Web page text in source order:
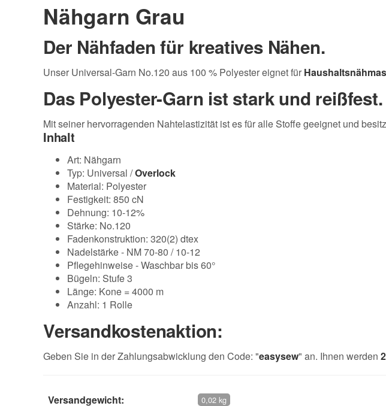
Nähgarn Grau
Der Nähfaden für kreatives Nähen.
Unser Universal-Garn No.120 aus 100 % Polyester eignet für
Das Polyester-Garn ist stark und reißfest.
Mit seiner hervorragenden Nahtelastizität ist es für alle Stoffe geeignet und
Inhalt
Art: Nähgarn
Typ: Universal /Overlock
Material: Polyester
Festigkeit: 850 cN
Dehnung: 10-12%
Stärke: No.120
Fadenkonstruktion: 320(2) dtex
Nadelstärke - NM 70-80 / 10-12
Pflegehinweise - Waschbar bis 60°
Bügeln: Stufe 3
Länge: Kone = 4000 m
Anzahl: 1 Rolle
Versandkostenaktion:
Geben Sie in der Zahlungsabwicklung den Code: "easysew" an. Ihnen werden
Versandgewicht: 0,02 kg